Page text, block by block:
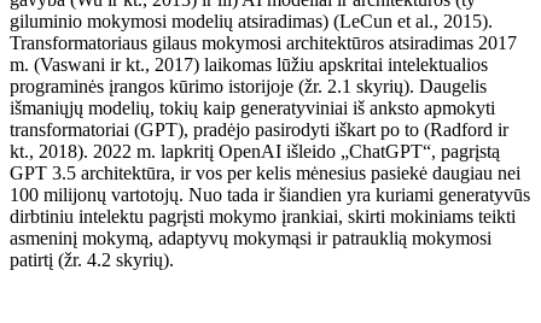
giluminio mokymosi modelių atsiradimas) (LeCun et al., 2015).
Transformatoriaus gilaus mokymosi architektūros atsiradimas 2017
m. (Vaswani ir kt., 2017) laikomas lūžiu apskritai intelektualios
programinės įrangos kūrimo istorijoje (žr. 2.1 skyrių). Daugelis
išmaniųjų modelių, tokių kaip generatyviniai iš anksto apmokyti
transformatoriai (GPT), pradėjo pasirodyti iškart po to (Radford ir
kt., 2018). 2022 m. lapkritį OpenAI išleido „ChatGPT“, pagrįstą
GPT 3.5 architektūra, ir vos per kelis mėnesius pasiekė daugiau nei
100 milijonų vartotojų. Nuo tada ir šiandien yra kuriami generatyvūs
dirbtiniu intelektu pagrįsti mokymo įrankiai, skirti mokiniams teikti
asmeninį mokymą, adaptyvų mokymąsi ir patrauklią mokymosi
patirtį (žr. 4.2 skyrių).